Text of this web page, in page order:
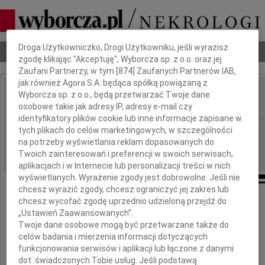
Nekrologi Odeszli Poradnik pogrzebowy
IMIĘ I NAZWISKO: Eleonorita Sromek
REGION: Wrocław
DATA EMISJI: 30.03.2011
Z głębokim bólem zawiadamiamy
o śmierci ukochanej Żony, Mamy i Babci
Dbamy o Twoją prywatność
Droga Użytkowniczko, Drogi Użytkowniku, jeśli wyrazisz
zgodę klikając "Akceptuję", Wyborcza sp. z o.o. oraz jej
Zaufani Partnerzy, w tym [874 ] Zaufanych Partnerów IAB,
jak również Agora S.A. będąca spółką powiązaną z
Wyborcza sp. z o.o., będą przetwarzać Twoje dane
osobowe takie jak adresy IP, adresy e-mail czy
identyfikatory plików cookie lub inne informacje zapisane w
tych plikach do celów marketingowych, w szczególności
na potrzeby wyświetlania reklam dopasowanych do
Twoich zainteresowań i preferencji w swoich serwisach,
aplikacjach i w Internecie lub personalizacji treści w nich
wyświetlanych. Wyrażenie zgody jest dobrowolne. Jeśli nie
chcesz wyrazić zgody, chcesz ograniczyć jej zakres lub
chcesz wycofać zgodę uprzednio udzieloną przejdź do
„Ustawień Zaawansowanych”.
Twoje dane osobowe mogą być przetwarzane także do
celów badania i mierzenia informacji dotyczących
funkcjonowania serwisów i aplikacji lub łączone z danymi
dot. świadczonych Tobie usług. Jeśli podstawą